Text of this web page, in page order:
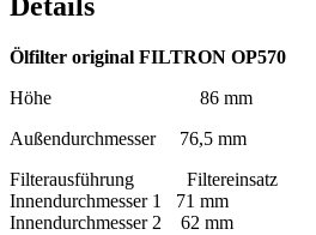
Details
Ölfilter original FILTRON OP570
Höhe 86 mm
Außendurchmesser 76,5 mm
Filterausführung Filtereinsatz
Innendurchmesser 1 71 mm
Innendurchmesser 2 62 mm